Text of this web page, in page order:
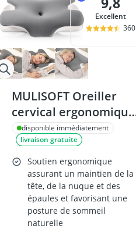
Excellent
360
MULISOFT Oreiller
cervical ergonomique
papillon à mémoire de
forme, modèle P-105,
67×36×10/12 cm, Gris
disponible immédiatement
livraison gratuite
Soutien ergonomique
assurant un maintien de la
tête, de la nuque et des
épaules et favorisant une
posture de sommeil
naturelle